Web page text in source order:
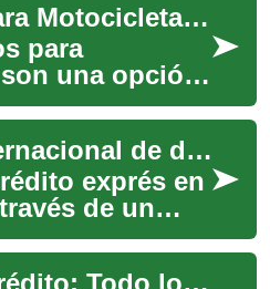
Préstamos para Motocicletas: Todo lo que Necesitas Saber
para
una opción
que
de
adqu...
Checklist internacional de documentación para solicitudes de crédito exprés
exprés en
de un
exige
clara
Tarjetas de Crédito: Todo lo que Necesitas Saber